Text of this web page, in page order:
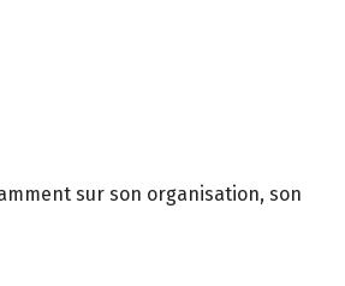
sur son organisation, son